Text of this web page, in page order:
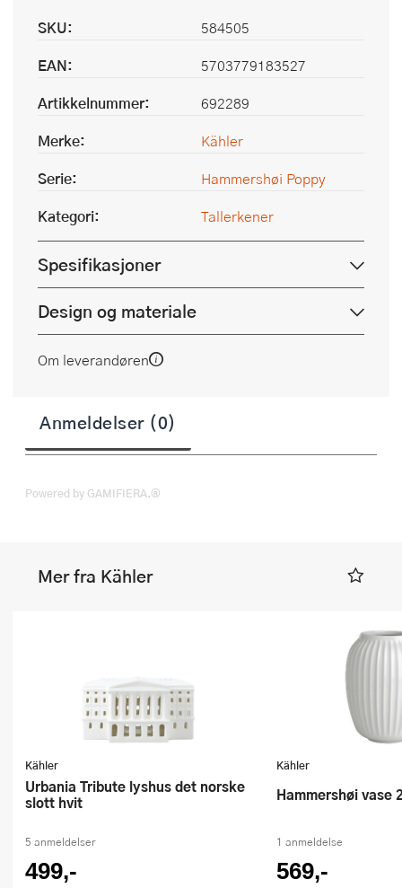
SKU:
584505
EAN:
5703779183527
Artikkelnummer:
692289
Merke:
Kähler
Serie:
Hammershøi Poppy
Kategori:
Tallerkener
Spesifikasjoner
Design og materiale
Om leverandøren
Anmeldelser (0)
Powered by GAMIFIERA.®
Mer fra Kähler
Kähler
Urbania Tribute lyshus det norske
slott hvit
5 anmeldelser
499,-
Kähler
Hammershøi vase
1 anmeldelse
569,-